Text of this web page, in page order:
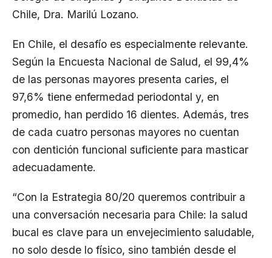
Chile, Dra. Marilú Lozano.
En Chile, el desafío es especialmente relevante.
Según la Encuesta Nacional de Salud, el 99,4%
de las personas mayores presenta caries, el
97,6% tiene enfermedad periodontal y, en
promedio, han perdido 16 dientes. Además, tres
de cada cuatro personas mayores no cuentan
con dentición funcional suficiente para masticar
adecuadamente.
“Con la Estrategia 80/20 queremos contribuir a
una conversación necesaria para Chile: la salud
bucal es clave para un envejecimiento saludable,
no solo desde lo físico, sino también desde el